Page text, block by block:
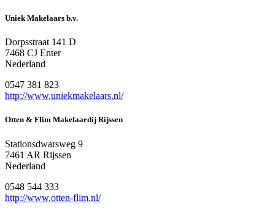
Uniek Makelaars b.v.
Dorpsstraat 141 D
7468 CJ Enter
Nederland
0547 381 823
http://www.uniekmakelaars.nl/
Otten & Flim Makelaardij Rijssen
Stationsdwarsweg 9
7461 AR Rijssen
Nederland
0548 544 333
http://www.otten-flim.nl/